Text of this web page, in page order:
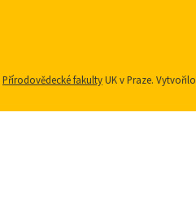
Přírodovědecké fakultyUK v Praze. Vytvořilo